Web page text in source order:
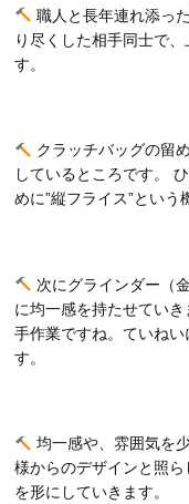
職人と長年連れ添っ
り尽くした相手同士で
す。
クラッチバッグの留
しているところです。
めに”縦フライス”という
次にグラインダー（
に均一感を持たせてい
手作業ですね。ていね
す。
均一感や、雰囲気を
様からのデザインと照
を形にしていきます。